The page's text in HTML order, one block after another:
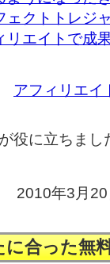
ェクトトレジ
リエイトで成
アフィリエイ
役に立ちま
2010年3月
に合った無